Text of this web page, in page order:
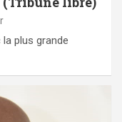
plus grande